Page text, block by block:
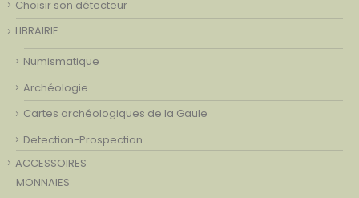
Choisir son détecteur
LIBRAIRIE
Numismatique
Archéologie
Cartes archéologiques de la Gaule
Detection-Prospection
ACCESSOIRES
MONNAIES